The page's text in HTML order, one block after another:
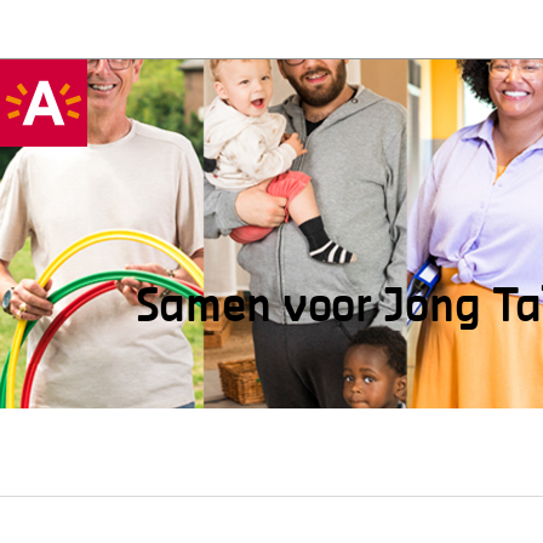
Samen voor Jong